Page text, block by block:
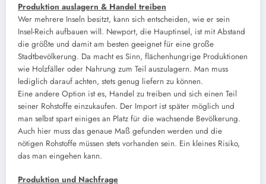
Produktion auslagern & Handel treiben
Wer mehrere Inseln besitzt, kann sich entscheiden, wie er sein
Insel-Reich aufbauen will. Newport, die Hauptinsel, ist mit Abstand
die größte und damit am besten geeignet für eine große
Stadtbevölkerung. Da macht es Sinn, flächenhungrige Produktionen
wie Holzfäller oder Nahrung zum Teil auszulagern. Man muss
lediglich darauf achten, stets genug liefern zu können.
Eine andere Option ist es, Handel zu treiben und sich einen Teil
seiner Rohstoffe einzukaufen. Der Import ist später möglich und
man selbst spart einiges an Platz für die wachsende Bevölkerung.
Auch hier muss das genaue Maß gefunden werden und die
nötigen Rohstoffe müssen stets vorhanden sein. Ein kleines Risiko,
das man eingehen kann.
Produktion und Nachfrage